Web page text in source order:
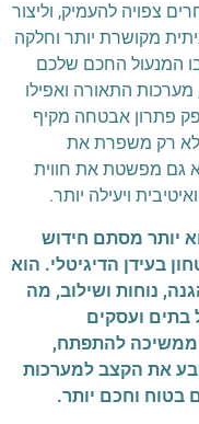
צפויה להעמיק, וליצור
מקושרת יותר וחלקה
המנעול החכם שלכם
התאורה ואפילו
פתרון אבטחה מקיף
לא רק משפרת את
גם מפשטת את חווית
ויעילה יותר.
יותר מסתם חידוש
בעידן הדיגיטלי. הוא
נוחות ושילוב, מה
בתים ועסקים
ממשיכה להתפתח,
את הקצב למערכות
בטוח וחכם יותר.